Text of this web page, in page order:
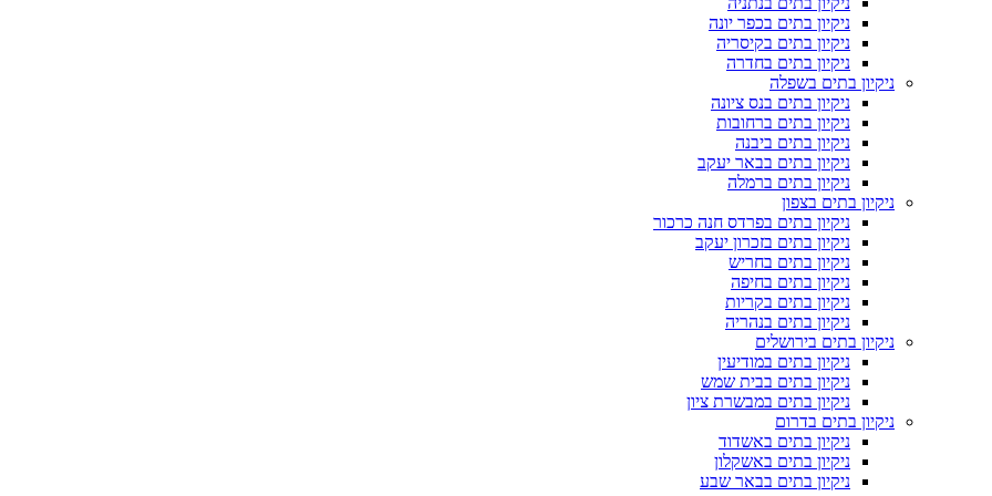
ניקיון בתים בכפר יונה
ניקיון בתים בקיסריה
ניקיון בתים בחדרה
ניקיון בתים בשפלה
ניקיון בתים בנס ציונה
ניקיון בתים ברחובות
ניקיון בתים ביבנה
ניקיון בתים בבאר יעקב
ניקיון בתים ברמלה
ניקיון בתים בצפון
ניקיון בתים בפרדס חנה כרכור
ניקיון בתים בזכרון יעקב
ניקיון בתים בחריש
ניקיון בתים בחיפה
ניקיון בתים בקריות
ניקיון בתים בנהריה
ניקיון בתים בירושלים
ניקיון בתים במודיעין
ניקיון בתים בבית שמש
ניקיון בתים במבשרת ציון
ניקיון בתים בדרום
ניקיון בתים באשדוד
ניקיון בתים באשקלון
ניקיון בתים בבאר שבע